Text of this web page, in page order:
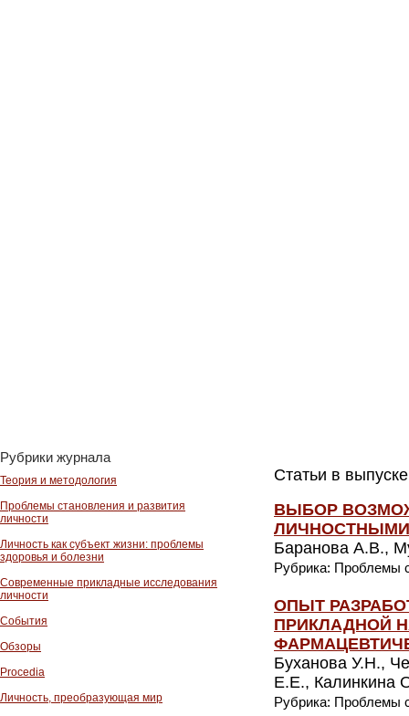
Рубрики журнала
Теория и методология
Проблемы становления и развития
личности
Личность как субъект жизни: проблемы
здоровья и болезни
Современные прикладные исследования
личности
События
Обзоры
Procedia
Личность, преобразующая мир
Статьи в
ВЫБОР
ЛИЧНОСТНЫМИ
Баранова А.В.,
Рубрика: Проблемы
ОПЫТ
ПРИКЛАДНОЙ
Буханова У.Н.,
Е.Е., Калинкина
Рубрика: Проблемы